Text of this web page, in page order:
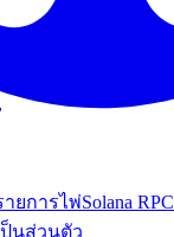
ายการไพ่Solana RPC
นส่วนตัว